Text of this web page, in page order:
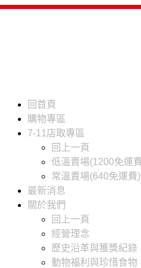
回首頁
購物專區
7-11店取專區
回上一頁
低溫賣場(1200免運
常溫賣場(640免運費)
最新消息
關於我們
回上一頁
經營理念
歷史沿革與獲獎紀錄
動物福利與珍惜食物